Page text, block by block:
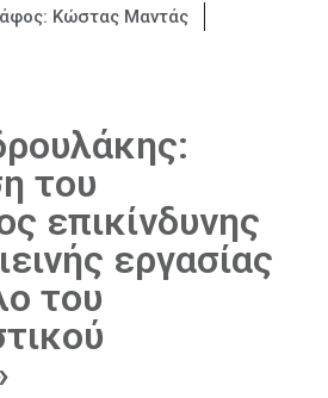
Κώστας Μαντάς
του
επικίνδυνης
εργασίας
του